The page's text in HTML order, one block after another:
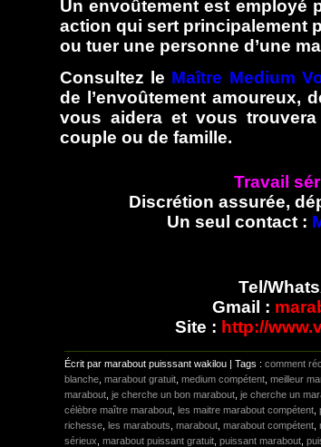
Un envoûtement est employé
action qui sert principalement
ou tuer une personne d’une
Consultez le Maître Medium
de l’envoûtement amoureux,
vous aidera et vous
couple ou de famille.
Travail
Discrétion assurée,
Un seul contact :
Tel/
Gmail :
Site : http://
Écrit par marabout puisssant wakilou | Tags : comment
blanche marabout gratuit medium compétent meilleur
marabout je cherche un bon marabout je cherche un
célèbre maître marabout les maitre marabout compétent
richesse les marabouts marabout marabout compétent
sérieux marabout puissant gratuit puissant marabout